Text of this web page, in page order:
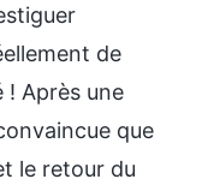
de
! Après une
que
le retour du